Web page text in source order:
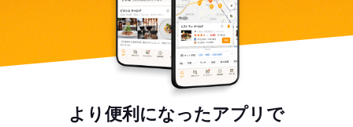
より便利になったアプリで